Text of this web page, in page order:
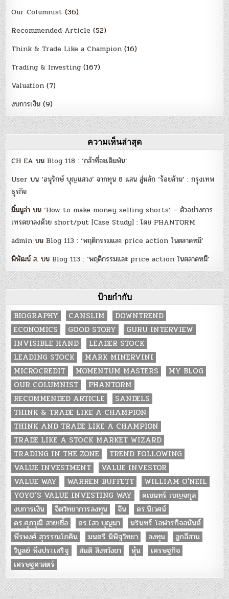
Our Columnist (36)
Recommended Article (52)
Think & Trade Like a Champion (16)
Trading & Investing (167)
Valuation (7)
งบการเงิน (9)
ความเห็นล่าสุด
CH EA บนBlog 118 : ‘กล้าที่จะเดิมพัน’
User บน‘อนุรักษ์ บุญแสวง’ จากทุน 8 แสน สู่หลัก ‘ร้อยล้าน’ : กรุงเทพ
ธุรกิจ
มิ้มมูล่า บน‘How to make money selling shorts’ – ตัวอย่างการ
เทรดขาลงด้วย short/put [Case Study] : โดย PHANTORM
admin บนBlog 113 : ‘พฤติกรรมและ price action ในตลาดหมี’
พิพัฒน์ ส. บนBlog 113 : ‘พฤติกรรมและ price action ในตลาดหมี’
ป้ายกำกับ
BIOGRAPHY CANSLIM
DOWNTREND
ECONOMICS
GOOD STORY
GURU INTERVIEW
INVISIBLE HAND
LEADER STOCK
LEADING STOCK
MARK MINERVINI
MICROCREDIT
MOMENTUM MASTERS
MY BLOG
OUR COLUMNIST
PHANTORM
RECOMMENDED ARTICLE
SANDELS
THINK & TRADE LIKE A CHAMPION
THINK AND TRADE LIKE A CHAMPION
TRADE LIKE A STOCK MARKET WIZARD
TRADING IN THE ZONE
TREND FOLLOWING
VALUE INVESTMENT
VALUE INVESTOR
VALUE WAY
WARREN BUFFETT
WILLIAM O'NEIL
YOYO’S VALUE INVESTING WAY
คเชนทร์ เบญจกุล
งบการเงิน
จิตวิทยาการลงทุน จีน
ดร.นิเวศน์
ดร.ศุภวุฒิ สายเชื้อ
ดร.ไสว บุญมา
นรินทร์ โอฬารกิจอนันต์
พีรพงศ์ สุวรรณโภคิน
มนตรี นิพิฐวิทยา ลงทุน
ลูกอีสาน
วิบูลย์ พึงประเสริฐ
สันติ สิงหวังชา หุ้น
เศรษฐกิจ
เศรษฐศาสตร์